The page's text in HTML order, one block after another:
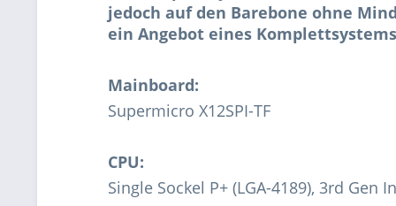
jedoch auf den Barebone ohne
ein Angebot eines
Mainboard:
Supermicro X12SPI-TF
CPU:
Single Sockel P+ (LGA-4189), 3rd Gen